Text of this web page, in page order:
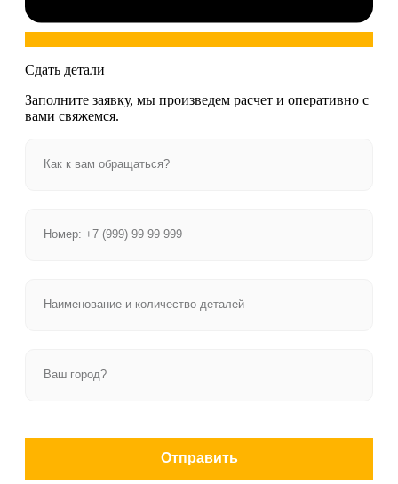
Сдать детали
Заполните заявку, мы произведем расчет и оперативно с
вами свяжемся.
Отправить